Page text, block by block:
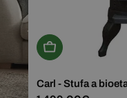
Aggiungi Al
Carl - Stufa a